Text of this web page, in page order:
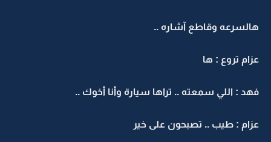
هالسرعه وقاطع آشاره ..
عزام تروع : ها
فهد : اللي سمعته .. تراها سيارة وأنا أخوك ..
عزام : طيب .. تصبحون على خير